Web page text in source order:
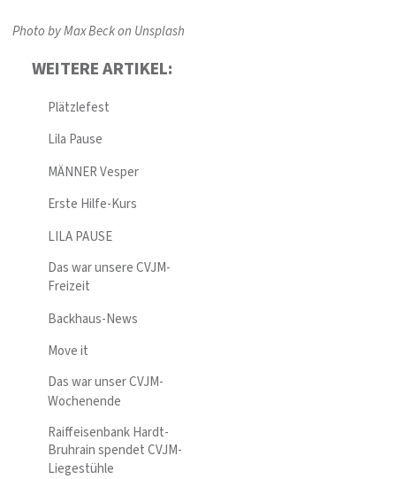
Photo by Max Beck on Unsplash
WEITERE ARTIKEL:
Plätzlefest
Lila Pause
MÄNNER Vesper
Erste Hilfe-Kurs
LILA PAUSE
Das war unsere CVJM-
Freizeit
Backhaus-News
Move it
Das war unser CVJM-
Wochenende
Raiffeisenbank Hardt-
Bruhrain spendet CVJM-
Liegestühle